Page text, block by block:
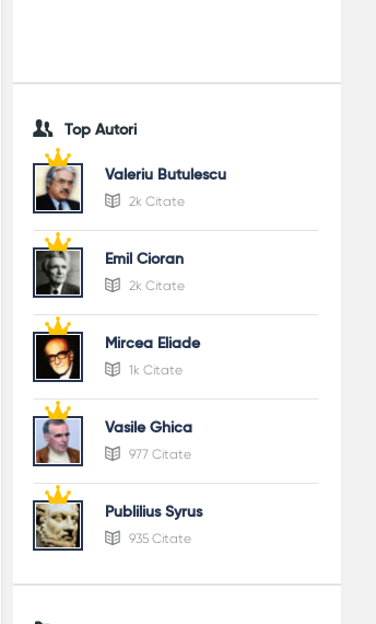
Top Autori
Valeriu Butulescu
2k Citate
Emil Cioran
2k Citate
Mircea Eliade
1k Citate
Vasile Ghica
977 Citate
Publilius Syrus
935 Citate